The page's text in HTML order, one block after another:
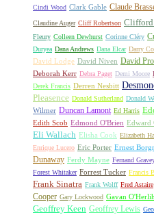
Cindi Wood Clark Gable Claude
Claudine Auger Cliff Robertson Clifford
Fleury Colleen Dewhurst Corinne Cléry
Duryea Dana Andrews Dana Elcar Darry
David Lodge David Niven David
Deborah Kerr Debra Paget Demi Moore
Derek Francis Derren Nesbitt
Pleasence Donald Sutherland Donald
Wilmer Duncan Lamont Ed Harris
Edith Scob Edmond O'Brien Edward
Eli Wallach Elisha Cook Elizabeth
Enrique Lucero Eric Porter Ernest
Dunaway Ferdy Mayne Fernand
Forest Whitaker Forrest Tucker Francis
Frank Sinatra Frank Wolff Fred Astaire
Cooper Gary Lockwood Gavan
Geoffrey Keen Geoffrey Lewis